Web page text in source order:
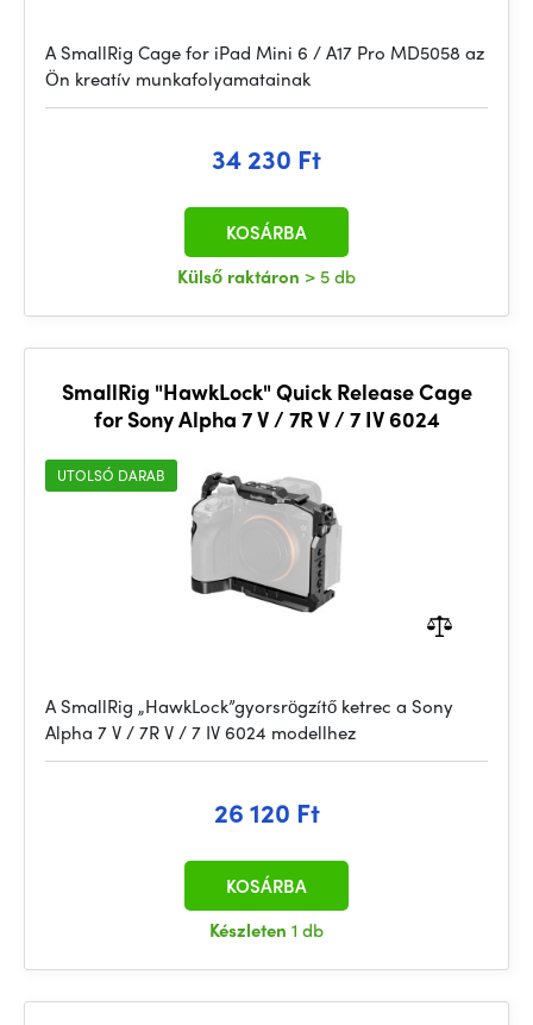
A SmallRig Cage for iPad Mini 6 / A17 Pro MD5058 az
Ön kreatív munkafolyamatainak
34 230 Ft
Külső raktáron > 5 db
KOSÁRBA
SmallRig "HawkLock" Quick Release Cage
for Sony Alpha 7 V / 7R V / 7 IV 6024
UTOLSÓ DARAB
A SmallRig „HawkLock”gyorsrögzítő ketrec a Sony
Alpha 7 V / 7R V / 7 IV 6024 modellhez
26 120 Ft
Készleten 1 db
KOSÁRBA